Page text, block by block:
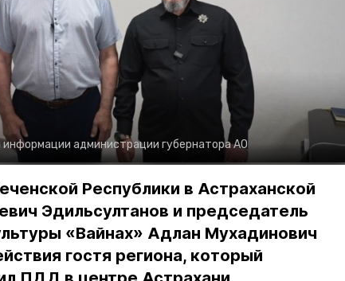
администрации губернатора АО
Республики в Астраханской
Эдильсултанов и председатель
«Вайнах» Адлан Мухадинович
гостя региона, который